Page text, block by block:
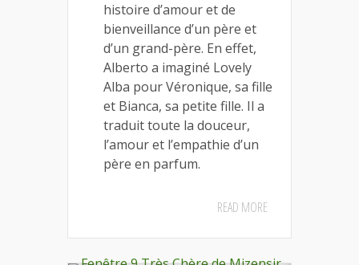
histoire d’amour et de
bienveillance d’un père et
d’un grand-père. En effet,
Alberto a imaginé Lovely
Alba pour Véronique, sa fille
et Bianca, sa petite fille. Il a
traduit toute la douceur,
l’amour et l’empathie d’un
père en parfum.
READ MORE